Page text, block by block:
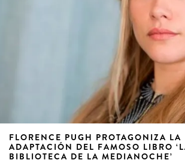
FLORENCE PUGH PROTAGONIZA LA
ADAPTACIÓN DEL FAMOSO LIBRO
BIBLIOTECA DE LA MEDIANOCHE’